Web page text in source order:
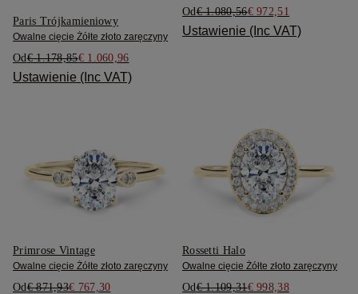
Paris Trójkamieniowy
Owalne cięcie Żółte złoto zaręczyny
Od€ 1.178,85€ 1.060,96
Ustawienie (Inc VAT)
Od€ 1.080,56€ 972,51
Ustawienie (Inc VAT)
Primrose Vintage
Owalne cięcie Żółte złoto zaręczyny
Od€ 871,93€ 767,30
Rossetti Halo
Owalne cięcie Żółte złoto zaręczyny
Od€ 1.109,31€ 998,38